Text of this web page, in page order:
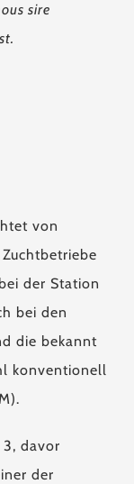
sire
von
der Station
bei den
die bekannt
konventionell
davor
der